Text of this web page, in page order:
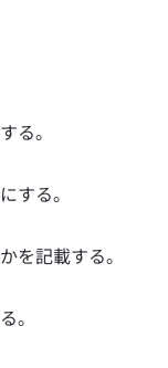
る。
する。
を記載する。
。